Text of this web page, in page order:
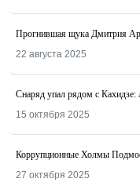
Прогнившая щука Дмитрия
22 августа 2025
Снаряд упал рядом с Кахидзе:
15 октября 2025
Коррупционные Холмы
27 октября 2025